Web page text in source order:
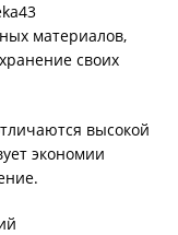
материалов,
своих
высокой
экономии